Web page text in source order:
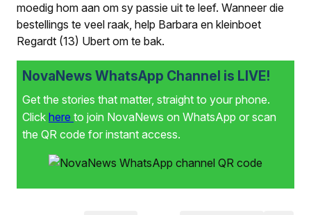
moedig hom aan om sy passie uit te leef. Wanneer die
bestellings te veel raak, help Barbara en kleinboet
Regardt (13) Ubert om te bak.
NovaNews WhatsApp Channel is LIVE!
Get the stories that matter, straight to your phone.
Click here to join NovaNews on WhatsApp or scan
the QR code for instant access.